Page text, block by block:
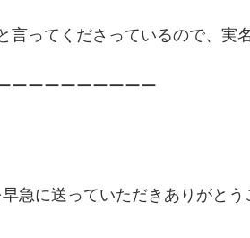
言ってくださっているので、実
ーーーーーーーーー
急に送っていただきありがと